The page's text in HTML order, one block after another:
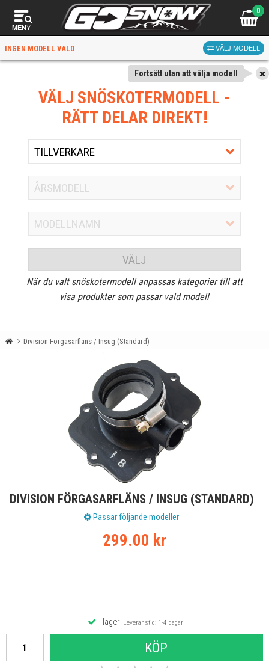
MENY
0
INGEN MODELL VALD VÄLJ MODELL
Fortsätt utan att välja modell
VÄLJ SNÖSKOTERMODELL -
RÄTT DELAR DIREKT!
VÄLJ
När du valt snöskotermodell anpassas kategorier till att
visa produkter som passar vald modell
Division Förgasarfläns / Insug (Standard)
DIVISION FÖRGASARFLÄNS / INSUG (STANDARD)
Passar följande modeller
299.00 kr
I lagerLeveranstid: 1-4 dagar
KÖP